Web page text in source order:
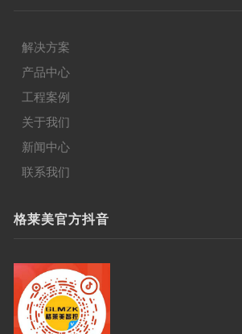
解决方案
产品中心
工程案例
关于我们
新闻中心
联系我们
格莱美官方抖音